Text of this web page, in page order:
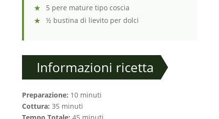
5 pere mature tipo coscia
½ bustina di lievito per dolci
Informazioni ricetta
Preparazione: 10 minuti
Cottura: 35 minuti